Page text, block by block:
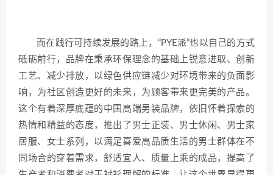
而在践行可持续发展的路上，“PYE派”也以自己的方式
砥砺前行，品牌在秉承环保理念的基础上锐意进取、创新
工艺、减少排放，以绿色供应链减少对环境带来的负面影
响，为社区创造更好的未来，为顾客带来更完美的产品。
这个有着深厚底蕴的中国高端男装品牌，依旧怀着探索的
热情和精益的态度，推出了男士正装、男士休闲、男士家
居服、女士系列，以满足喜爱高品质生活的男士群体在不
同场合的穿着需求，舒适宜人、质量上乘的成品，提高了